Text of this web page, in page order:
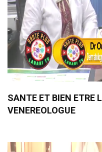
SANTE ET BIEN ETRE
VENEREOLOGUE